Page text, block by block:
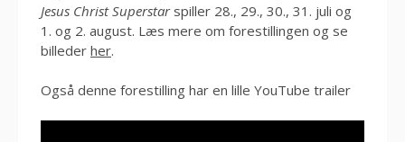
Jesus Christ Superstarspiller 28., 29., 30., 31. juli og
1. og 2. august. Læs mere om forestillingen og se
billeder her.
Også denne forestilling har en lille YouTube trailer